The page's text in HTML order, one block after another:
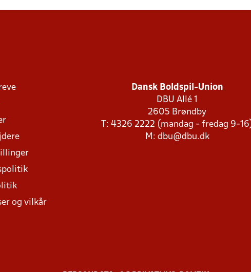
og vilkår
Dansk Boldspil-Union
DBU Allé 1
2605 Brøndby
T: 4326 2222 (mandag - fredag 9-
M: dbu@dbu.dk